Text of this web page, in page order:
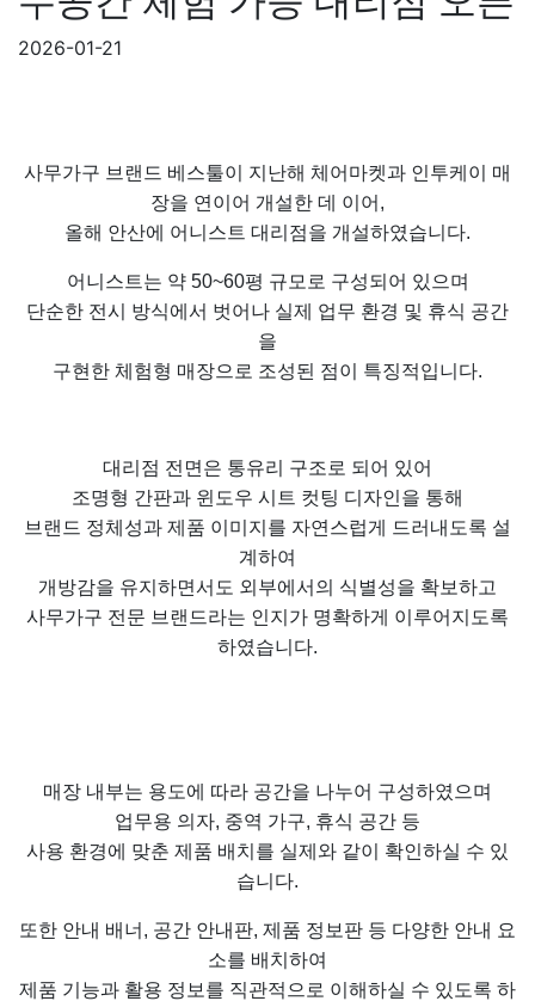
2026-01-21
사무가구 브랜드 베스툴이 지난해 체어마켓과 인투케이 매
장을 연이어 개설한 데 이어,
올해 안산에 어니스트 대리점을 개설하였습니다.
어니스트는 약 50~60평 규모로 구성되어 있으며
단순한 전시 방식에서 벗어나 실제 업무 환경 및 휴식 공간
을
구현한 체험형 매장으로 조성된 점이 특징적입니다.
대리점 전면은 통유리 구조로 되어 있어
조명형 간판과 윈도우 시트 컷팅 디자인을 통해
브랜드 정체성과 제품 이미지를 자연스럽게 드러내도록 설
계하여
개방감을 유지하면서도 외부에서의 식별성을 확보하고
사무가구 전문 브랜드라는 인지가 명확하게 이루어지도록
하였습니다.
매장 내부는 용도에 따라 공간을 나누어 구성하였으며
업무용 의자, 중역 가구, 휴식 공간 등
사용 환경에 맞춘 제품 배치를 실제와 같이 확인하실 수 있
습니다.
또한 안내 배너, 공간 안내판, 제품 정보판 등 다양한 안내 요
소를 배치하여
제품 기능과 활용 정보를 직관적으로 이해하실 수 있도록 하